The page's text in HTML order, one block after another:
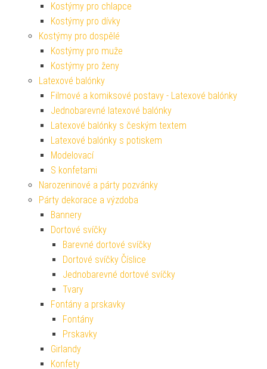
Kostýmy pro chlapce
Kostýmy pro dívky
Kostýmy pro dospělé
Kostýmy pro muže
Kostýmy pro ženy
Latexové balónky
Filmové a komiksové postavy - Latexové balónky
Jednobarevné latexové balónky
Latexové balónky s českým textem
Latexové balónky s potiskem
Modelovací
S konfetami
Narozeninové a párty pozvánky
Párty dekorace a výzdoba
Bannery
Dortové svíčky
Barevné dortové svíčky
Dortové svíčky Číslice
Jednobarevné dortové svíčky
Tvary
Fontány a prskavky
Fontány
Prskavky
Girlandy
Konfety